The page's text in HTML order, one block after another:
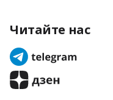
Читайте нас